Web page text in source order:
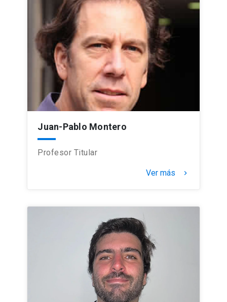
Juan-Pablo Montero
Profesor Titular
Ver más keyboard_arrow_right